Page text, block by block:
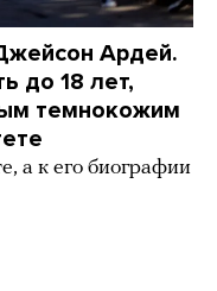
Ардей.
до 18 лет,
темнокожим
а к его биографии